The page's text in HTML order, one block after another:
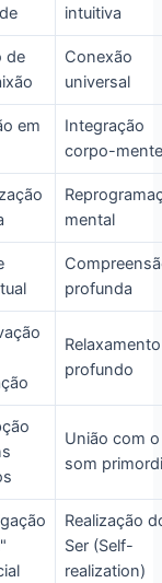
intuitiva
de
Conexão
universal
em
Integração
corpo-
mental
profunda
Relaxamento
profundo
União com o
som
Realização
Ser (Self-
realization)